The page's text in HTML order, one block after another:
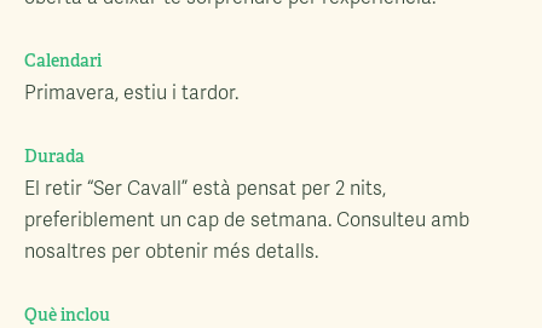
Calendari
Primavera, estiu i tardor.
Durada
El retir “Ser Cavall” està pensat per 2 nits,
preferiblement un cap de setmana. Consulteu amb
nosaltres per obtenir més detalls.
Què inclou